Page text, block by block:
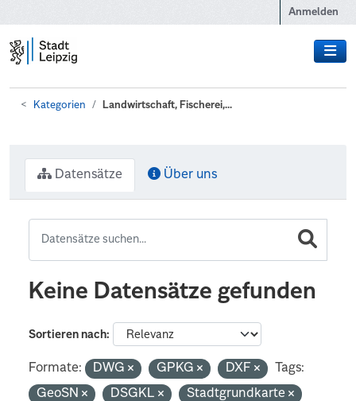
Anmelden
Kategorien Landwirtschaft, Fischerei,...
Datensätze Über uns
Keine Datensätze gefunden
Sortieren nach
Formate: DWG GPKG DXF
Tags:
GeoSN
DSGKL
Stadtgrundkarte